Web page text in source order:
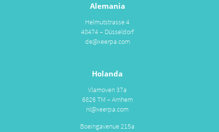
Alemania
Helmutstrasse 4
40474 – Düsseldorf
de@xeerpa.com
Holanda
Vlamoven 37a
6826 TM – Arnhem
nl@xeerpa.com
Boeingavenue 215a